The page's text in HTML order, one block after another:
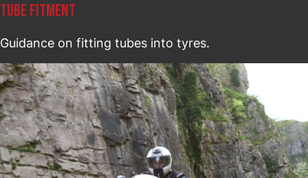
TUBE FITMENT
Guidance on fitting tubes into tyres.